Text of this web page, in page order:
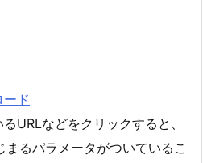
ド
URLなどをクリックすると、
るパラメータがついているこ